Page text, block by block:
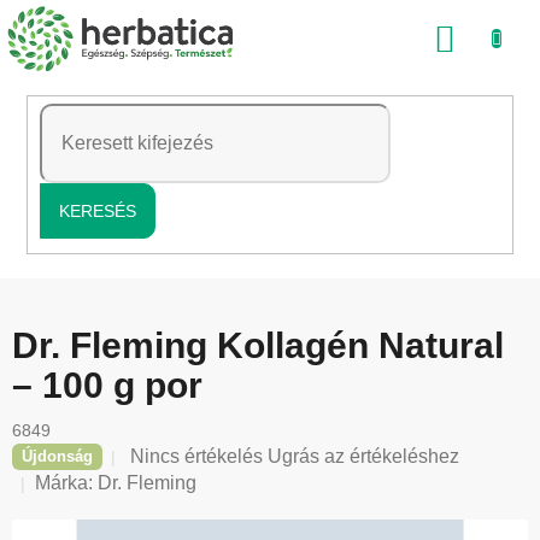
Ugrás
a
tartalomhoz
KERESÉS
Dr. Fleming Kollagén Natural
– 100 g por
6849
Újdonság
A
termék
Nincs értékelés Ugrás az értékeléshez
Márka: Dr. Fleming